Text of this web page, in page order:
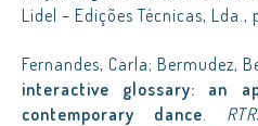
Lidel – Edições Técnicas, Lda.,
Fernandes, Carla; Bermudez,
interactive glossary: an
contemporary dance.